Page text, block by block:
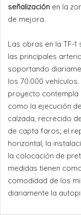
señalización en la
de mejora.
Las obras en la TF-
las principales
soportando
los 70.000
proyecto contempla
como la ejecución
calzada, recrecido
de capta faros; el
horizontal, la
la colocación de
medidas tienen
comodidad de los
diariamente la